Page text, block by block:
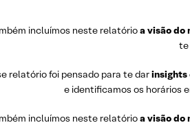
incluímos neste relatórioa visão do
te
relatório foi pensado para te darinsights
e identificamos os horários
incluímos neste relatórioa visão do